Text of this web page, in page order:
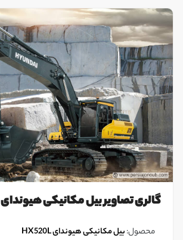
گالری تصاویر بیل مکانیکی هیوندای HX520L
محصول:بیل مکانیکی هیوندای HX520L